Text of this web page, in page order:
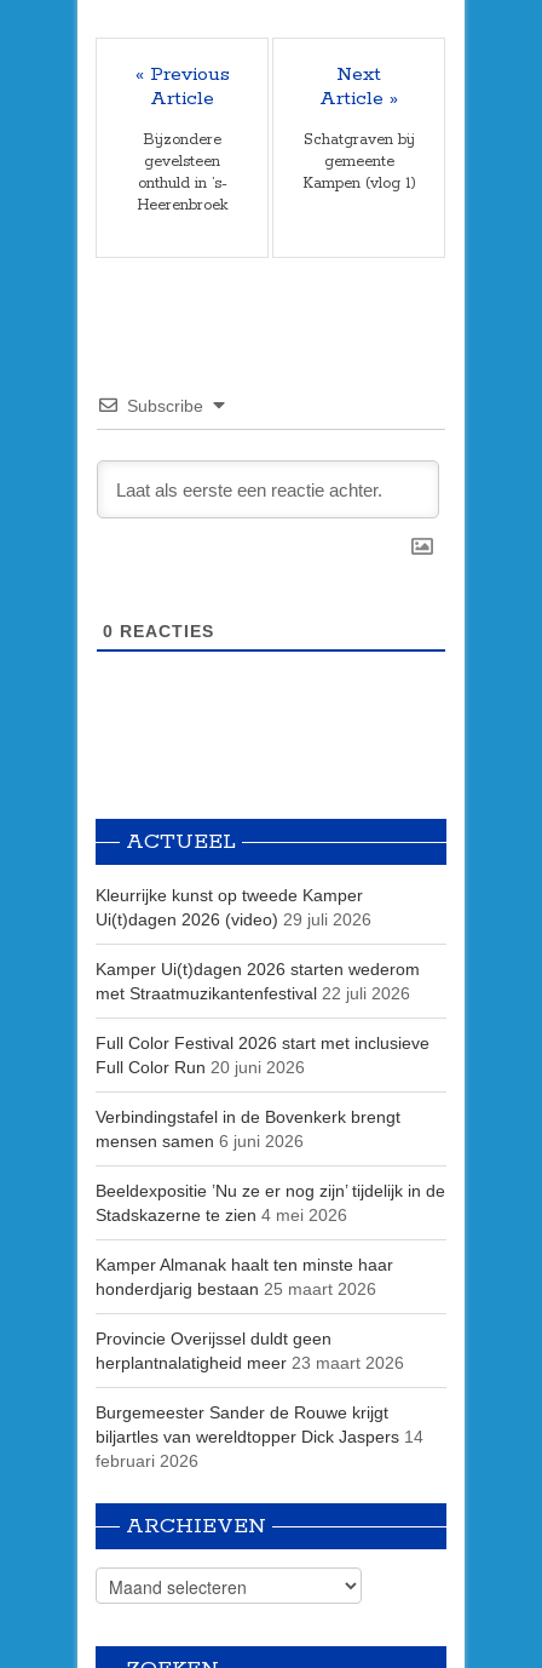
« Previous
Article
Bijzondere
gevelsteen
onthuld in ’s-
Heerenbroek
Next
Article »
Schatgraven bij
gemeente
Kampen (vlog 1)
Subscribe
0 REACTIES
ACTUEEL
Kleurrijke kunst op tweede Kamper
Ui(t)dagen 2026 (video) 29 juli 2026
Kamper Ui(t)dagen 2026 starten wederom
met Straatmuzikantenfestival 22 juli 2026
Full Color Festival 2026 start met inclusieve
Full Color Run 20 juni 2026
Verbindingstafel in de Bovenkerk brengt
mensen samen 6 juni 2026
Beeldexpositie ’Nu ze er nog zijn’ tijdelijk in de
Stadskazerne te zien 4 mei 2026
Kamper Almanak haalt ten minste haar
honderdjarig bestaan 25 maart 2026
Provincie Overijssel duldt geen
herplantnalatigheid meer 23 maart 2026
Burgemeester Sander de Rouwe krijgt
biljartles van wereldtopper Dick Jaspers 14
februari 2026
ARCHIEVEN